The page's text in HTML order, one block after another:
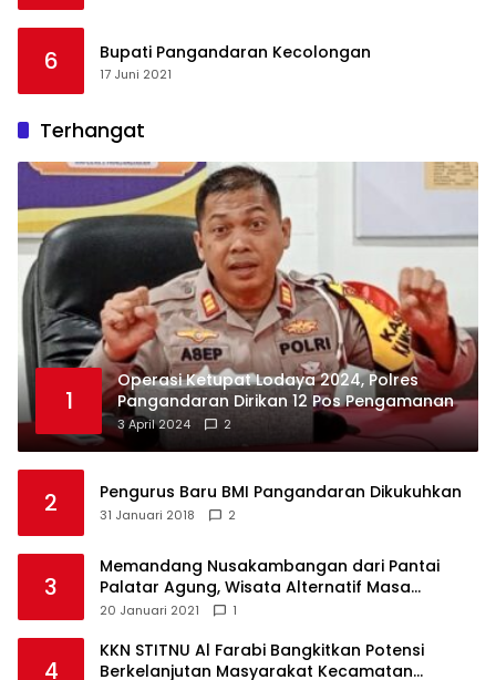
6 Bupati Pangandaran Kecolongan
17 Juni 2021
Terhangat
1
Operasi Ketupat Lodaya 2024, Polres
Pangandaran Dirikan 12 Pos Pengamanan
3 April 2024 2
2 Pengurus Baru BMI Pangandaran Dikukuhkan
31 Januari 2018 2
3
Memandang Nusakambangan dari Pantai
Palatar Agung, Wisata Alternatif Masa
Pandemi
20 Januari 2021 1
4
KKN STITNU Al Farabi Bangkitkan Potensi
Berkelanjutan Masyarakat Kecamatan